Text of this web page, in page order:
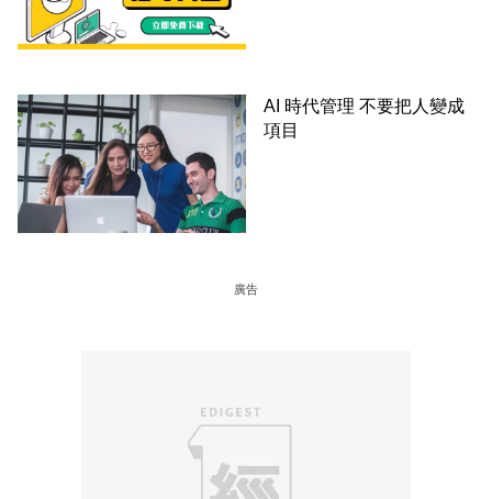
AI 時代管理 不要把人變成
項目
廣告